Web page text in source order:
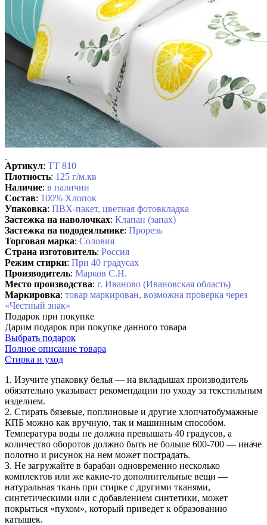
Артикул: ТТ 810
Плотность: 125 г/м.кв
Наличие: в наличии
Состав: 100% Хлопок
Упаковка: ПВХ-пакет, цветная фотовкладка
Застежка на наволочках: Клапан (запах)
Застежка на пододеяльнике: Прорезь
Торговая марка: Соловия
Страна изготовитель: Россия
Режим стирки: При 40 градусах
Производитель: Марков С.Н.
Место производства: г. Иваново (Ивановская область)
Маркировка: товар маркирован, возможна проверка через
«Честный знак»
Подарок при покупке
Дарим подарок при покупке данного товара
Выбрать подарок
Полное описание товара
Стирка и уход
1. Изучите упаковку белья — на вкладышах производитель
обязательно указывает рекомендации по уходу за текстильным
изделием.
2. Стирать бязевые, поплиновые и другие хлопчатобумажные
КПБ можно как вручную, так и машинным способом.
Температура воды не должна превышать 40 градусов, а
количество оборотов должно быть не больше 600-700 — иначе
полотно и рисунок на нем может пострадать.
3. Не загружайте в барабан одновременно несколько
комплектов или же какие-то дополнительные вещи —
натуральная ткань при стирке с другими тканями,
синтетическими или с добавлением синтетики, может
покрыться «пухом», который приведет к образованию
катышек.